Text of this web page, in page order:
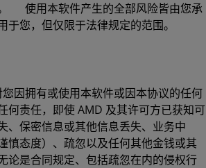
使用本软件产生的全部风险皆由您承
于您，但仅限于法律规定的范围。
因拥有或使用本软件或因本协议的任何
何责任，即使 AMD 及其许可方已获知可
、保密信息或其他信息丢失、业务中
慎态度）、疏忽以及任何其他金钱或其
论是合同规定、包括疏忽在内的侵权行